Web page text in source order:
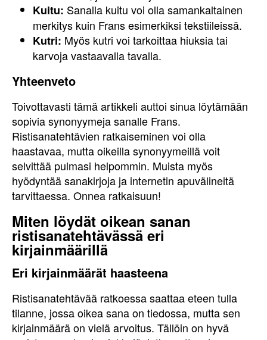
Kuitu: Sanalla kuitu voi olla samankaltainen
merkitys kuin Frans esimerkiksi tekstiileissä.
Kutri: Myös kutri voi tarkoittaa hiuksia tai
karvoja vastaavalla tavalla.
Yhteenveto
Toivottavasti tämä artikkeli auttoi sinua löytämään
sopivia synonyymeja sanalle Frans.
Ristisanatehtävien ratkaiseminen voi olla
haastavaa, mutta oikeilla synonyymeillä voit
selvittää pulmasi helpommin. Muista myös
hyödyntää sanakirjoja ja internetin apuvälineitä
tarvittaessa. Onnea ratkaisuun!
Miten löydät oikean sanan
ristisanatehtävässä eri
kirjainmäärillä
Eri kirjainmäärät haasteena
Ristisanatehtävää ratkoessa saattaa eteen tulla
tilanne, jossa oikea sana on tiedossa, mutta sen
kirjainmäärä on vielä arvoitus. Tällöin on hyvä